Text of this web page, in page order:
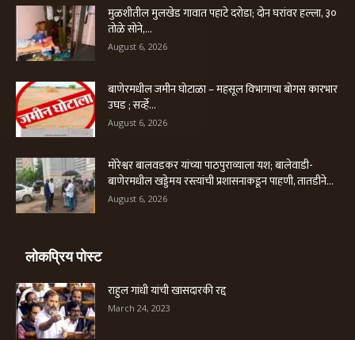
मुळशीतील मुलखेड गावात पहाटे दरोडा; दोन घरांवर हल्ला, ३०
तोळे सोने,...
August 6, 2026
बाणेरमधील जमीन घोटाळा – महसूल विभागाचा बोगस कारभार
उघड ; सर्व्हे...
August 6, 2026
मोरेश्वर बालवडकर यांच्या पाठपुराव्याला यश; बालेवाडी-
बाणेरमधील खड्डेमय रस्त्यांची प्रशासनाकडून पाहणी, तातडीने...
August 6, 2026
लोकप्रिय पोस्ट
राहुल गांधी यांची खासदारकी रद्द
March 24, 2023